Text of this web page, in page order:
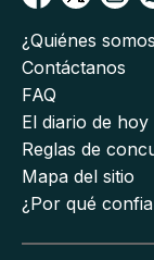
¿Quiénes
Contáctanos
FAQ
El diario de hoy
Reglas de
Mapa del sitio
¿Por qué